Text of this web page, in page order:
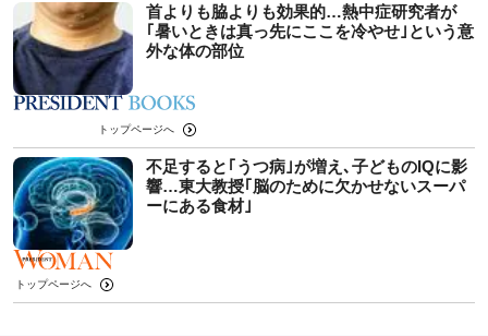
首よりも脇よりも効果的…熱中症研究者が
｢暑いときは真っ先にここを冷やせ｣という意
外な体の部位
トップページへ
不足すると｢うつ病｣が増え､子どものIQに影
響…東大教授｢脳のために欠かせないスーパ
ーにある食材｣
トップページへ